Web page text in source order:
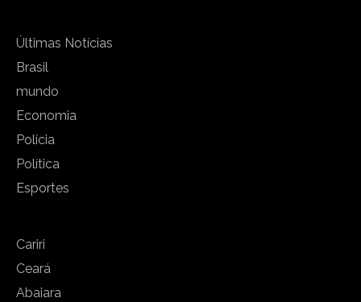
Últimas Notícias
Brasil
mundo
Economia
Polícia
Política
Esportes
Cariri
Ceará
Abaiara